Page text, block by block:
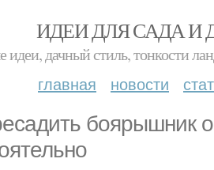
ИДЕИ ДЛЯ САДА И
идеи, дачный стиль, тонкости
главная новости
боярышник